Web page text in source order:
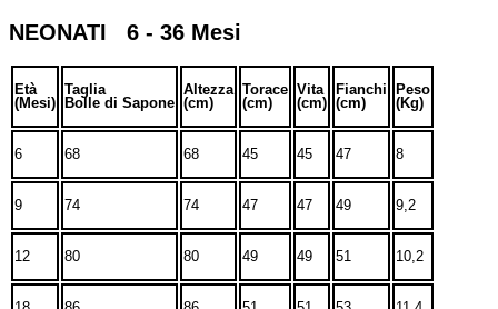
NEONATI 6 - 36 Mesi
Età
(Mesi)
Taglia
Bolle di Sapone
Altezza
(cm)
Torace
(cm)
Vita
(cm)
Fianchi
(cm)
Peso
(Kg)
6 68 68 45 45 47 8
9 74 74 47 47 49 9,2
12 80 80 49 49 51 10,2